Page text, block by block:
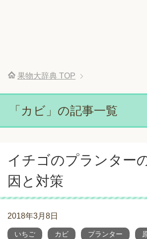
果物大辞典 TOP
「カビ」の記事一覧
イチゴのプランター
因と対策
2018年3月8日
いちご カビ プランター